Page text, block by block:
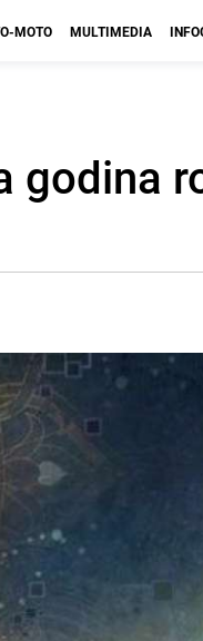
MOTO MULTIMEDIA
godina